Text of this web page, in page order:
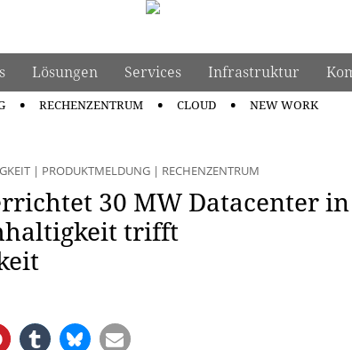
Lösungen Services Infrastruktur
RECHENZENTRUM CLOUD NEW WORK
| PRODUKTMELDUNG| RECHENZENTRUM
30 MW Datacenter in
trifft